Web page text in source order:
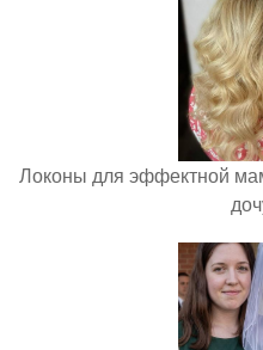
Локоны для эффектной